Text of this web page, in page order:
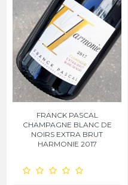
FRANCK PASCAL
CHAMPAGNE BLANC DE
NOIRS EXTRA BRUT
HARMONIE 2017